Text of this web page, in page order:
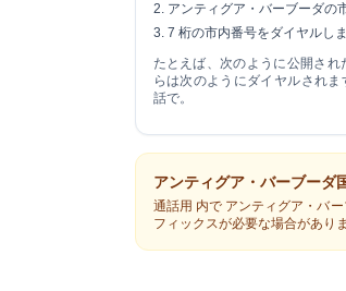
アンティグア・バーブーダの
7 桁の市内番号をダイヤルしま
たとえば、次のように公開され
らは次のようにダイヤルされま
話で。
アンティグア・バーブーダ
通話用 内でアンティグア・バー
フィックスが必要な場合があり